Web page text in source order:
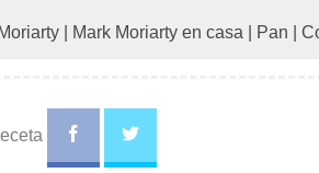
Mark Moriarty en casa Pan